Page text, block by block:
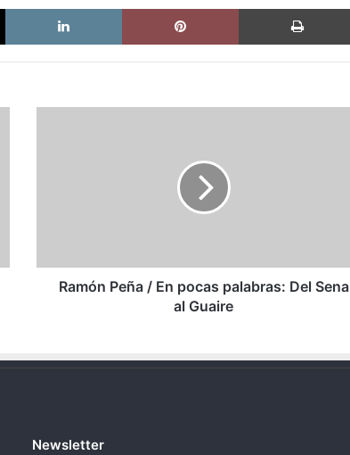
X LinkedIn Pinterest
al
GuaireRamón Peña / En pocas palabras: Del Sena
al Guaire
Newsletter